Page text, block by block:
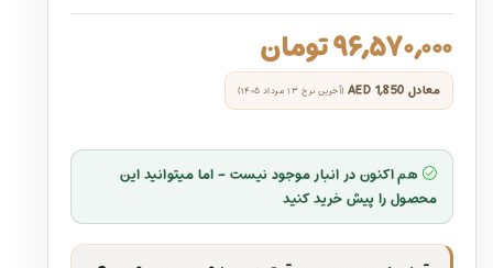
۹۶,۵۷۰,۰۰۰تومان
معادل AED 1,850 (آخرین نرخ ۱۳ مرداد ۱۴۰۵)
هم اکنون در انبار موجود نیست - اما میتوانید این
محصول را پیش خرید کنید